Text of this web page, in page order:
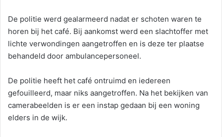
De politie werd gealarmeerd nadat er schoten waren te
horen bij het café. Bij aankomst werd een slachtoffer met
lichte verwondingen aangetroffen en is deze ter plaatse
behandeld door ambulancepersoneel.
De politie heeft het café ontruimd en iedereen
gefouilleerd, maar niks aangetroffen. Na het bekijken van
camerabeelden is er een instap gedaan bij een woning
elders in de wijk.